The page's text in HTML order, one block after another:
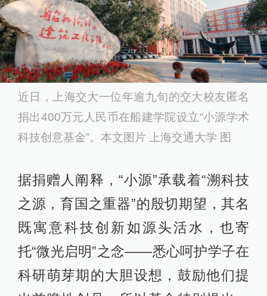
近日，上海交大一位年逾九旬的交大校友匿名
捐出400万元人民币在船建学院设立“小源学术
科技创意基金”。本文图片 上海交通大学 图
据捐赠人阐释，“小源”承载着“溯科技
之源，育国之重器”的殷切期望，其名
既寓意科技创新如源头活水，也寄
托“微光启明”之念——悉心呵护学子在
科研萌芽期的大胆设想，鼓励他们提